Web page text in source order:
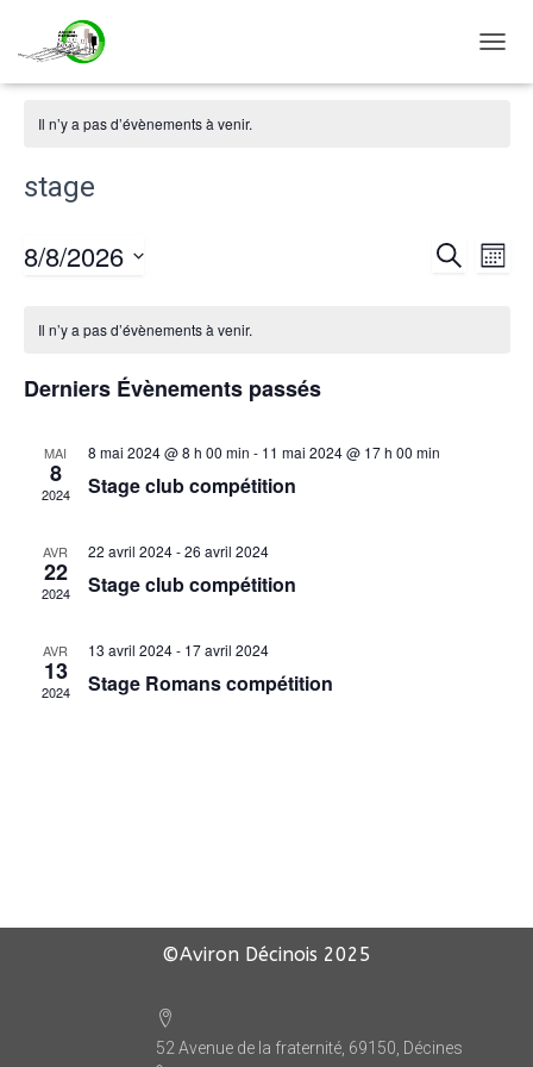
LA
Il n’y a pas d’évènements à venir.
stage
MOIS
8/8/2026
date.
Calendrier
de
Il n’y a pas d’évènements à venir.
Derniers Évènements passés
MAI
8
2024
8 mai 2024 @ 8 h 00 min - 11 mai 2024 @ 17 h 00 min
Stage club compétition
AVR
22
2024
22 avril 2024-26 avril 2024
Stage club compétition
AVR
13
2024
13 avril 2024- 17 avril 2024
Stage Romans compétition
©Aviron Décinois 2025
52 Avenue de la fraternité, 69150, Décines